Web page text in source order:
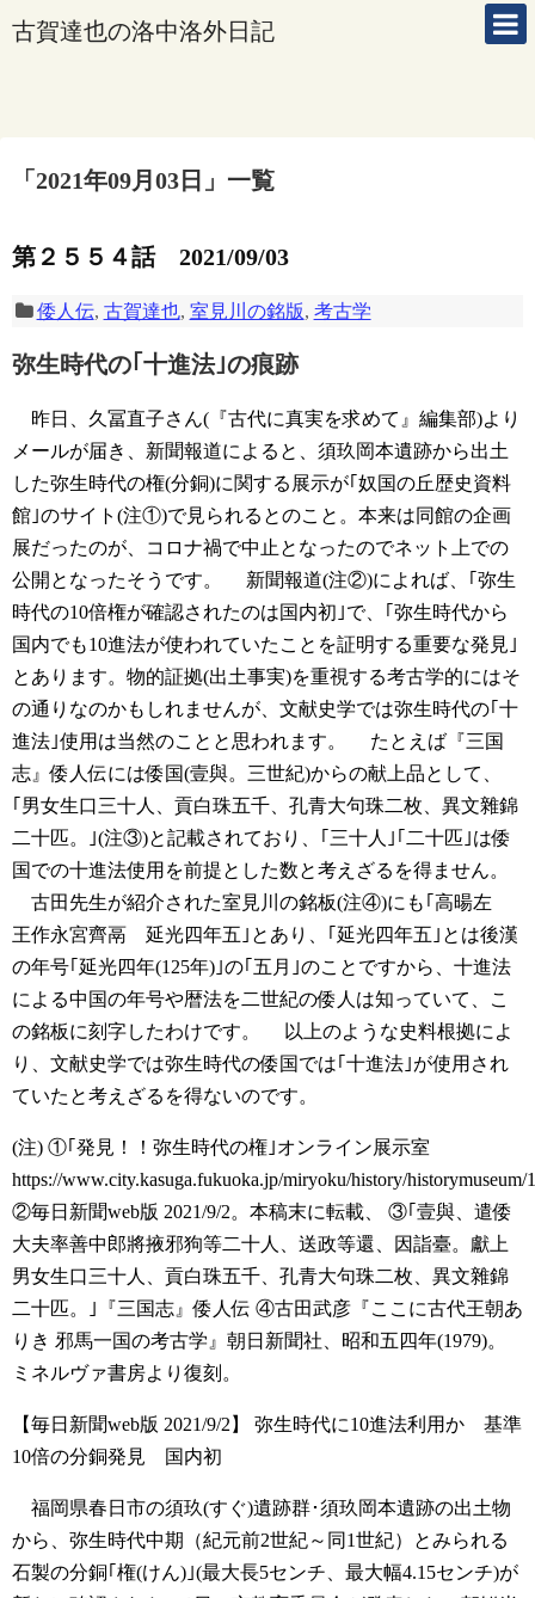
古賀達也の洛中洛外日記
「 2021年09月03日 」 一覧
第２５５４話 2021/09/03
倭人伝, 古賀達也, 室見川の銘版, 考古学
弥生時代の｢十進法｣の痕跡
昨日、久冨直子さん(『古代に真実を求めて』編集部)より
メールが届き、新聞報道によると、須玖岡本遺跡から出土
した弥生時代の権(分銅)に関する展示が｢奴国の丘歴史資料
館｣のサイト(注①)で見られるとのこと。本来は同館の企画
展だったのが、コロナ禍で中止となったのでネット上での
公開となったそうです。
新聞報道(注②)によれば、｢弥生
時代の10倍権が確認されたのは国内初｣で、｢弥生時代から
国内でも10進法が使われていたことを証明する重要な発見｣
とあります。物的証拠(出土事実)を重視する考古学的にはそ
の通りなのかもしれませんが、文献史学では弥生時代の｢十
進法｣使用は当然のことと思われます。
たとえば『三国
志』倭人伝には倭国(壹與。三世紀)からの献上品として、
｢男女生口三十人、貢白珠五千、孔青大句珠二枚、異文雜錦
二十匹。｣(注③)と記載されており、｢三十人｣｢二十匹｣は倭
国での十進法使用を前提とした数と考えざるを得ません。
古田先生が紹介された室見川の銘板(注④)にも｢高暘左
王作永宮齊鬲 延光四年五｣とあり、｢延光四年五｣とは後漢
の年号｢延光四年(125年)｣の｢五月｣のことですから、十進法
による中国の年号や暦法を二世紀の倭人は知っていて、こ
の銘板に刻字したわけです。
以上のような史料根拠によ
り、文献史学では弥生時代の倭国では｢十進法｣が使用され
ていたと考えざるを得ないのです。
(注) ①｢発見！！弥生時代の権｣オンライン展示室
https://www.city.kasuga.fukuoka.jp/miryoku/history/historymuseum/
②毎日新聞web版 2021/9/2。本稿末に転載、
③｢壹與、遣倭
大夫率善中郎將掖邪狗等二十人、送政等還、因詣臺。獻上
男女生口三十人、貢白珠五千、孔青大句珠二枚、異文雜錦
二十匹。｣『三国志』倭人伝 ④古田武彦『ここに古代王朝あ
りき 邪馬一国の考古学』朝日新聞社、昭和五四年(1979)。
ミネルヴァ書房より復刻。
【毎日新聞web版 2021/9/2】
弥生時代に10進法利用か 基準
10倍の分銅発見 国内初
福岡県春日市の須玖(すぐ)遺跡群･須玖岡本遺跡の出土物
から、弥生時代中期（紀元前2世紀～同1世紀）とみられる
石製の分銅｢権(けん)｣(最大長5センチ、最大幅4.15センチ)が